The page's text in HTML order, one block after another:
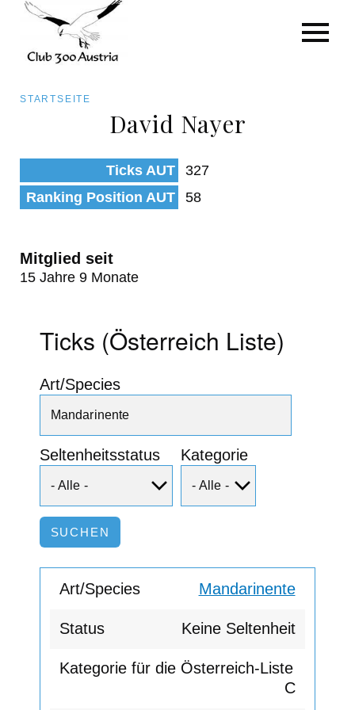
zum
Inhalt
Pfadnavigation
STARTSEITE
David Nayer
Ticks AUT
327
Ranking Position AUT
58
Mitglied seit
15 Jahre 9 Monate
Ticks (Österreich Liste)
Art/Species
Seltenheitsstatus Kategorie
Art/Species
Status
Kategorie für die Österreich-Liste
Beobachtungen
Mandarinente
Keine Seltenheit
C